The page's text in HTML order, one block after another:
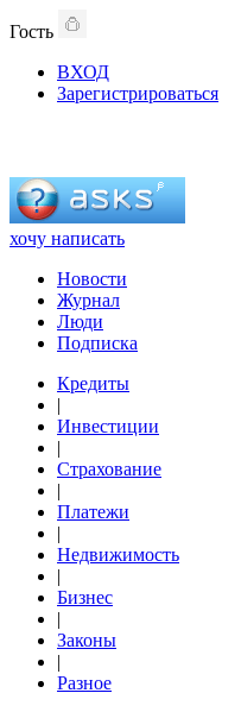
Гость
ВХОД
Зарегистрироваться
хочу написать
Новости
Журнал
Люди
Подписка
Кредиты
|
Инвестиции
|
Страхование
|
Платежи
|
Недвижимость
|
Бизнес
|
Законы
|
Разное